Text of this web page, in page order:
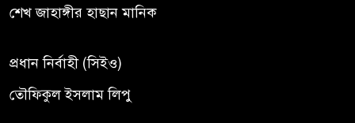
শেখ জাহাঙ্গীর হাছান মানিক
প্রধান নির্বাহী (সিইও)
তৌফিকুল ইসলাম লিপু